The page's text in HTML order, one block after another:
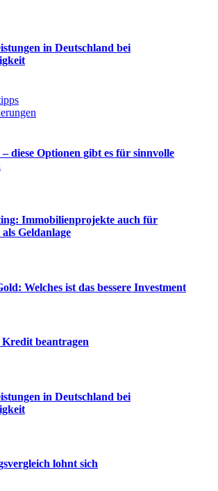
in Deutschland bei
diese Optionen gibt es für sinnvolle
Immobilienprojekte auch für
Geldanlage
Welches ist das bessere Investment
Kredit beantragen
in Deutschland bei
lohnt sich